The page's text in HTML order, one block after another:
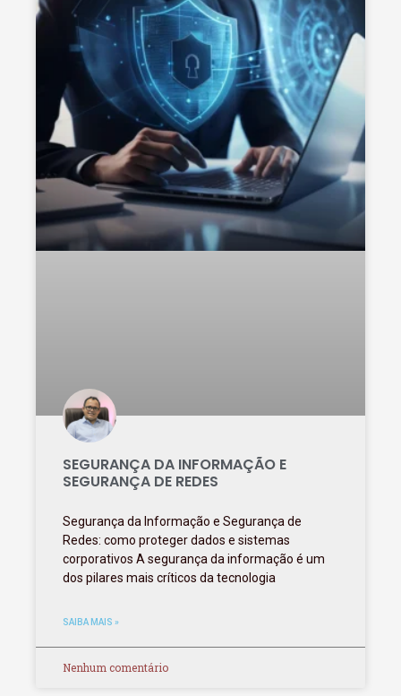
SEGURANÇA DA INFORMAÇÃO E
SEGURANÇA DE REDES
Segurança da Informação e Segurança de
Redes: como proteger dados e sistemas
corporativos A segurança da informação é um
dos pilares mais críticos da tecnologia
SAIBA MAIS »
Nenhum comentário